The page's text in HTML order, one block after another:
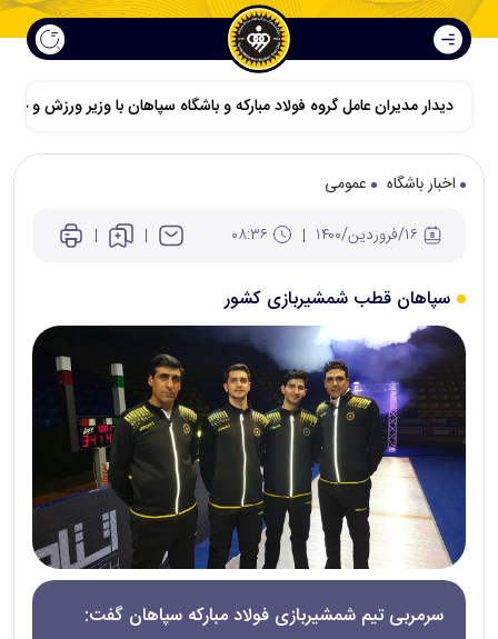
دیدار مدیران عامل گروه فولاد مبارکه و باشگاه سپاهان با وزیر ورزش و
اخبار باشگاه
عمومی
سپاهان قطب شمشیربازی کشور
سرمربی تیم شمشیربازی فولاد مبارکه سپاهان گفت: